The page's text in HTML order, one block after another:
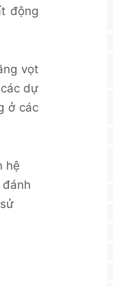
động
vọt
dự
ở các
hệ